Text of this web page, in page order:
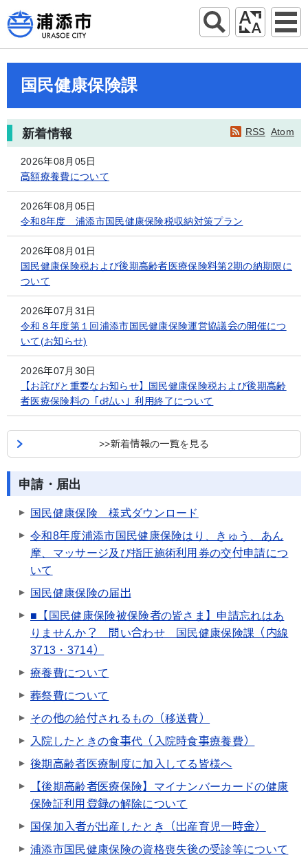
国民健康保険課
RSS Atom
新着情報
2026年08月05日
高額療養費について
2026年08月05日
令和8年度 浦添市国民健康保険税収納対策プラン
2026年08月01日
国民健康保険税および後期高齢者医療保険料第2期の納期限に
ついて
2026年07月31日
令和８年度第１回浦添市国民健康保険運営協議会の開催につ
いて(お知らせ)
2026年07月30日
【お詫びと重要なお知らせ】国民健康保険税および後期高齢
者医療保険料の「d払い」利用終了について
>>新着情報の一覧を見る
申請・届出
国民健康保険 様式ダウンロード
令和8年度浦添市国民健康保険はり、きゅう、あん
摩、マッサージ及び指圧施術利用券の交付申請につ
いて
国民健康保険の届出
■【国民健康保険被保険者の皆さま】申請忘れはあ
りませんか？ 問い合わせ 国民健康保険課（内線
3713・3714）
療養費について
葬祭費について
その他の給付されるもの（移送費）
入院したときの食事代（入院時食事療養費）
後期高齢者医療制度に加入してる皆様へ
【後期高齢者医療保険】マイナンバーカードの健康
保険証利用登録の解除について
国保加入者が出産したとき（出産育児一時金）
浦添市国民健康保険の資格喪失後の受診等について